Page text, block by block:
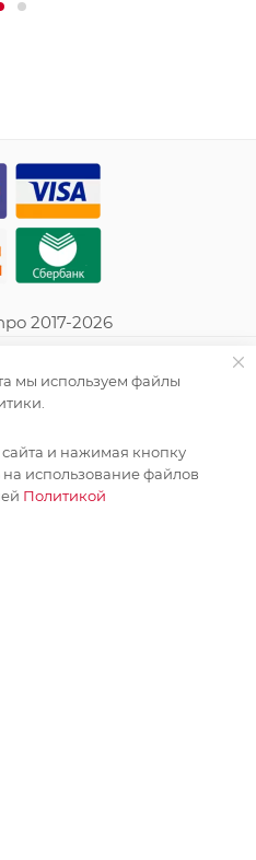
2017-2026
под заказ
суммой заказа 10000
мы используем файлы
и нажимая кнопку
на использование файлов
Политикой